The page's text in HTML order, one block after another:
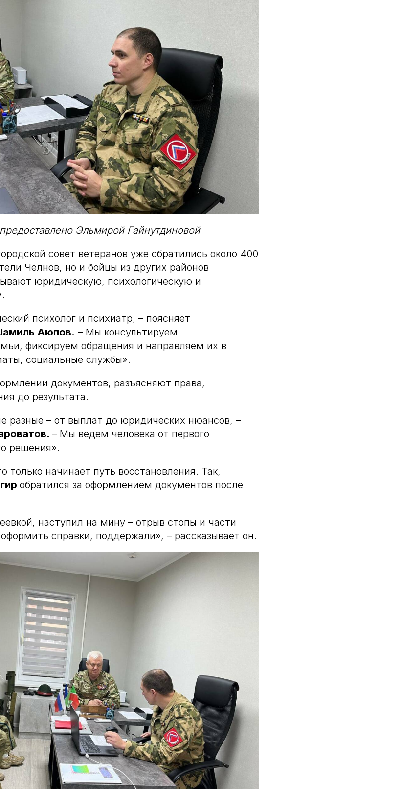
Эльмирой Гайнутдиновой
совет ветеранов уже обратились около 400
Челнов, но и бойцы из других районов
юридическую, психологическую и
психолог и психиатр, – поясняет
Аюпов. – Мы консультируем
фиксируем обращения и направляем их в
социальные службы».
документов, разъясняют права,
до результата.
разные – от выплат до юридических нюансов, –
– Мы ведем человека от первого
решения».
только начинает путь восстановления. Так,
обратился за оформлением документов после
наступил на мину – отрыв стопы и части
справки, поддержали», – рассказывает он.